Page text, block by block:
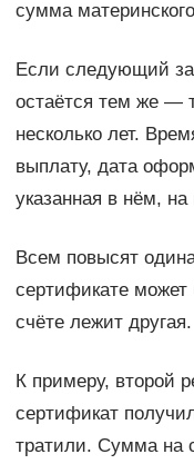
сумма
Если следующий
остаётся тем же —
несколько лет.
выплату, дата
указанная в нём,
Всем повысят
сертификате
счёте лежит другая.
К примеру, второй
сертификат
тратили. Сумма на